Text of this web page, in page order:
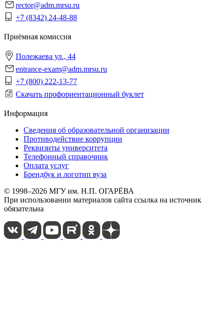
rector@adm.mrsu.ru
+7 (8342) 24-48-88
Приёмная комиссия
Полежаева ул., 44
entrance-exam@adm.mrsu.ru
+7 (800) 222-13-77
Скачать профориентационный буклет
Информация
Сведения об образовательной организации
Противодействие коррупции
Реквизиты университета
Телефонный справочник
Оплата услуг
Брендбук и логотип вуза
© 1998–2026 МГУ им. Н.П. ОГАРЁВА
При использовании материалов сайта ссылка на источник
обязательна